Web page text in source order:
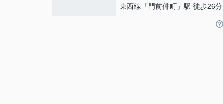
東西線 「 門前仲町 」駅 徒歩26分